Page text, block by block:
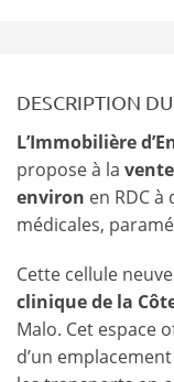
DESCRIPTION
L’Immobilière
propose à la vente
environ en RDC
médicales,
Cette cellule
clinique de la
Malo. Cet espace
d’un